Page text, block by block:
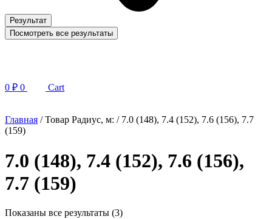
Результат
Посмотреть все результаты
0 ₽ 0 Cart
Главная / Товар Радиус, м: / 7.0 (148), 7.4 (152), 7.6 (156), 7.7
(159)
7.0 (148), 7.4 (152), 7.6 (156),
7.7 (159)
Показаны все результаты (3)